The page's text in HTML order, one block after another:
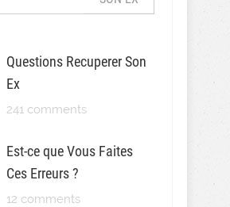
Questions Recuperer Son
Ex
241 comments
Est-ce que Vous Faites
Ces Erreurs ?
12 comments